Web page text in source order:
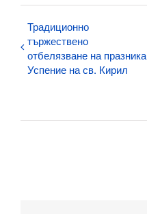
Традиционно
тържествено
отбелязване на празника
Успение на св. Кирил